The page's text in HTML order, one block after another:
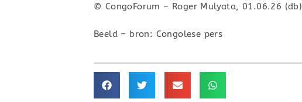
© CongoForum – Roger Mulyata, 01.06.26 (db)
Beeld – bron: Congolese pers